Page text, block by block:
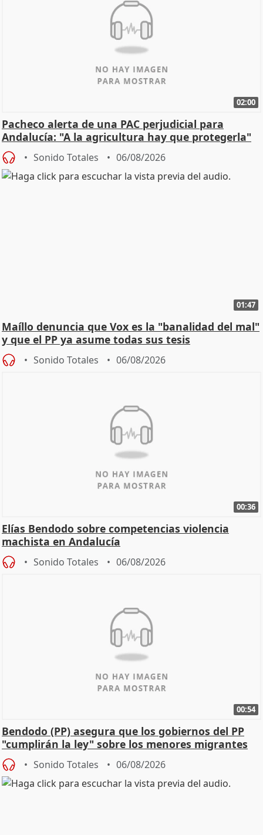
02:00
Pacheco alerta de una PAC perjudicial para
Andalucía: "A la agricultura hay que protegerla"
Sonido Totales 06/08/2026
01:47
Maíllo denuncia que Vox es la "banalidad del mal"
y que el PP ya asume todas sus tesis
Sonido Totales 06/08/2026
00:36
Elías Bendodo sobre competencias violencia
machista en Andalucía
Sonido Totales 06/08/2026
00:54
Bendodo (PP) asegura que los gobiernos del PP
"cumplirán la ley" sobre los menores migrantes
Sonido Totales 06/08/2026